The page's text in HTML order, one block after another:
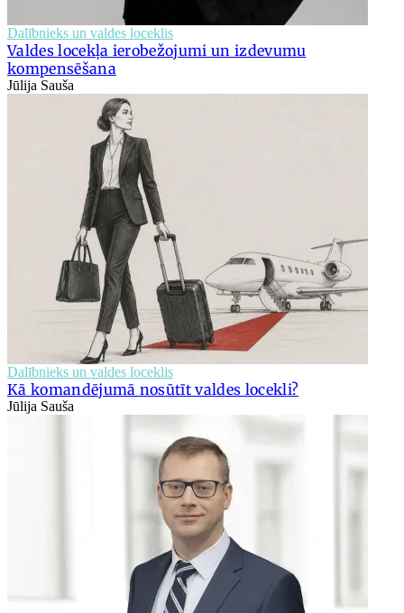
Dalībnieks un valdes loceklis
Valdes locekļa ierobežojumi un izdevumu
kompensēšana
Jūlija Sauša
Dalībnieks un valdes loceklis
Kā komandējumā nosūtīt valdes locekli?
Jūlija Sauša